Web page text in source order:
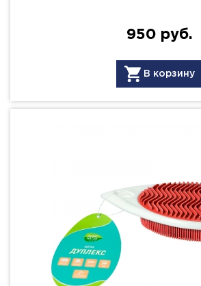
950 руб.
В корзину